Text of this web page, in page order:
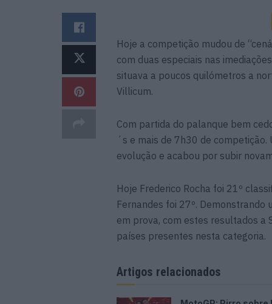
Hoje a competição mudou de
com duas especiais nas
situava a poucos quilómetros a
Villicum.
Com partida do palanque bem
´s e mais de 7h30 de
evolução e acabou por subir
Hoje Frederico Rocha foi 21º
Fernandes foi 27º.
em prova, com estes resultados a
países presentes nesta categoria.
Artigos relacionados